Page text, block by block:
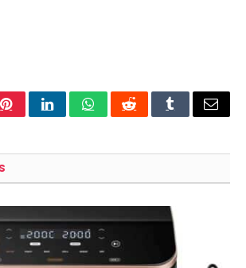
PinterestLinkedInWhatsAppRedditTumblrEmail